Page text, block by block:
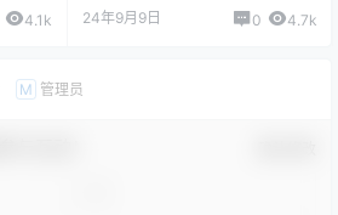
4.1k 24年9月9日 0 4.7k
M 管理员